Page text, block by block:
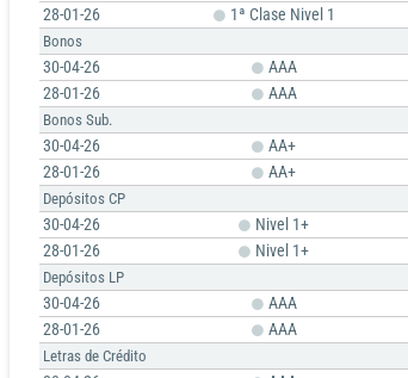
28-01-26
1ª Clase Nivel 1
Bonos
30-04-26 AAA
28-01-26
AAA
Bonos Sub.
30-04-26 AA+
28-01-26
AA+
Depósitos CP
30-04-26 Nivel 1+
28-01-26
Nivel 1+
Depósitos LP
30-04-26 AAA
28-01-26
AAA
Letras de Crédito